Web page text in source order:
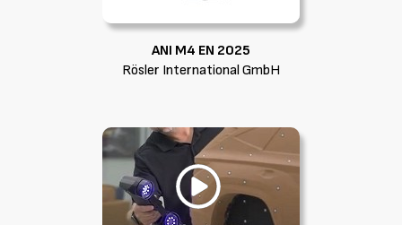
ANI M4 EN 2025
Rösler International GmbH